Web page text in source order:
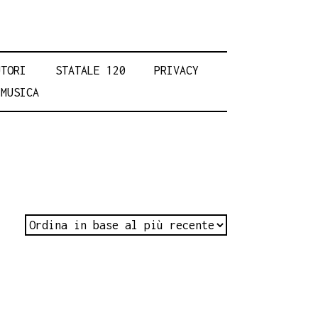
STATALE 120
PRIVACY
MUSICA